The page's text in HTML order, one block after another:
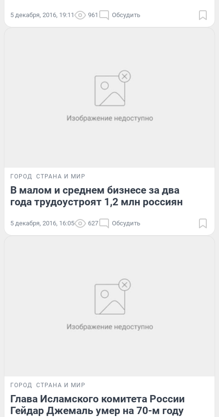
5 декабря, 2016, 19:11 961 Обсудить
ГОРОД СТРАНА И МИР
В малом и среднем бизнесе за два
года трудоустроят 1,2 млн россиян
5 декабря, 2016, 16:05 627 Обсудить
ГОРОД СТРАНА И МИР
Глава Исламского комитета России
Гейдар Джемаль умер на 70-м году